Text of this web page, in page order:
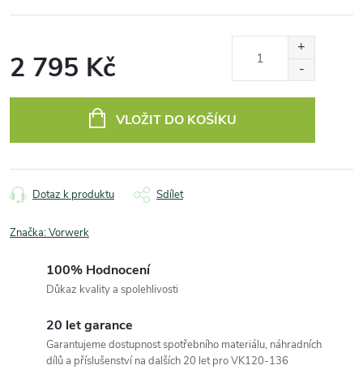
2 795 Kč
VLOŽIT DO KOŠÍKU
Dotaz k produktu Sdílet
Značka:Vorwerk
100% Hodnocení
Důkaz kvality a spolehlivosti
20 let garance
Garantujeme dostupnost spotřebního materiálu, náhradních
dílů a příslušenství na dalších 20 let pro VK120-136